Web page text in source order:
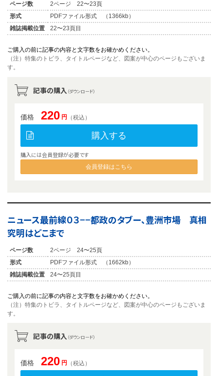
ページ数
2ページ 22〜23頁
形式
PDFファイル形式 （1366kb）
雑誌掲載位置
22〜23頁目
ご購入の前に記事の内容と文字数をお確かめください。
（注）特集のトビラ、タイトルページなど、図案が中心のページもございま
す。
記事の購入 （ダウンロード）
価格 220 円 （税込）
購入する
購入には会員登録が必要です
会員登録はこちら
ニュース最前線０３−−都政のタブー、豊洲市場 真相
究明はどこまで
ページ数
2ページ 24〜25頁
形式
PDFファイル形式 （1662kb）
雑誌掲載位置
24〜25頁目
ご購入の前に記事の内容と文字数をお確かめください。
（注）特集のトビラ、タイトルページなど、図案が中心のページもございま
す。
記事の購入 （ダウンロード）
価格 220 円 （税込）